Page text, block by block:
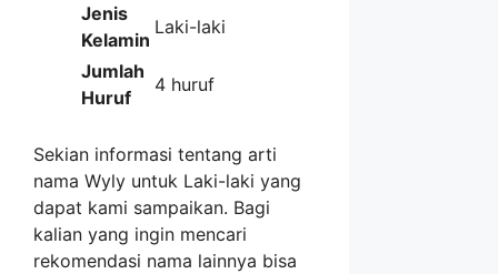
Jenis
Kelamin
Laki-laki
Jumlah
Huruf
4 huruf
Sekian informasi tentang arti
nama Wyly untuk Laki-laki yang
dapat kami sampaikan. Bagi
kalian yang ingin mencari
rekomendasi nama lainnya bisa